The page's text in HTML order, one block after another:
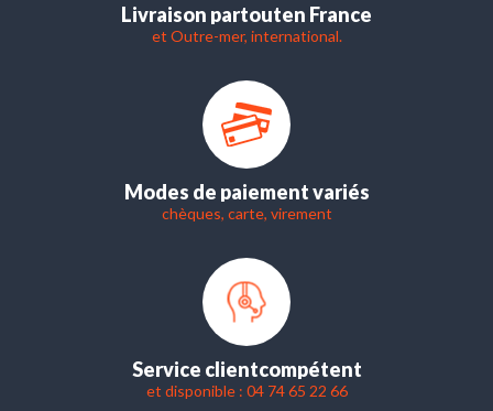
Livraison partouten France
et Outre-mer, international.
Modes de paiement variés
chèques, carte, virement
Service clientcompétent
et disponible : 04 74 65 22 66